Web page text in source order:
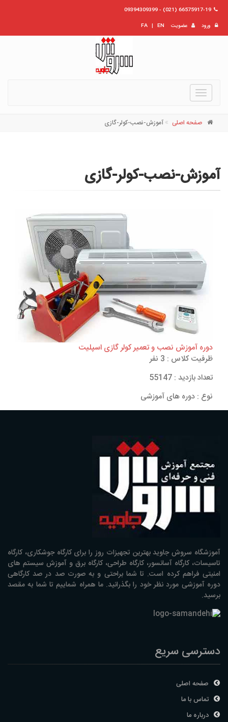
66575917-19 (021) - 09394309399
ورود
عضویت EN
|
FA
Toggle
navigation
صفحه اصلی آموزش-نصب-کولر-گازی
آموزش-نصب-کولر-گازی
دوره آموزش نصب و تعمیر کولر گازی اسپلیت
ظرفیت کلاس : 3 نفر
تعداد بازدید : 55147
نوع : دوره های آموزشی
آموزشگاه سروش جاوید بهترین تجهیزات روز را برای کارگاه جوشکاری، کارگاه
تاسیسات، کارگاه آسانسور، کارگاه طراحی، کارگاه برق و آموزش سیستم های
امنیتی فراهم کرده است. تا شما براحتی و به صورت صد در صد کارگاهی
دوره آموزشی مورد نظر خود را بگذرانید. ما همراه شماییم تا شما به مقصد
برسید.
دسترسی سریع
صفحه اصلی
تماس با ما
درباره ما